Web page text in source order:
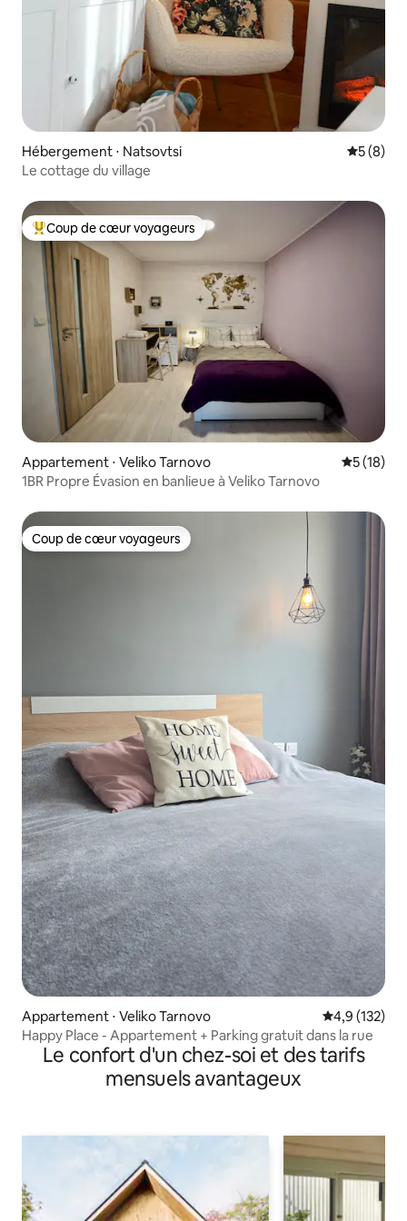
Hébergement ⋅ Natsovtsi
5 (8)
Le cottage du village
Coups de cœur voyageurs les plus appréciés
Coup de cœur voyageurs
Appartement ⋅ Veliko Tarnovo
5 (18)
1BR Propre Évasion en banlieue à Veliko Tarnovo
Coup de cœur voyageurs
Coup de cœur voyageurs
Appartement ⋅ Veliko Tarnovo Évaluation
4,9 (132)
Happy Place - Appartement + Parking gratuit dans la rue
Le confort d'un chez-soi et des tarifs
mensuels avantageux